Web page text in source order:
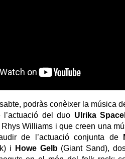
podràs conèixer la música
l’actuació del duo Ulrika
Williams i que creen una
de l’actuació conjunta de
i
Howe Gelb(Giant Sand),